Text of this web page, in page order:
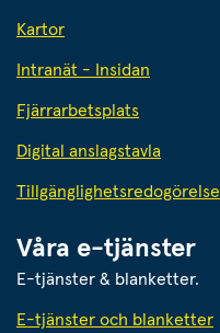
Kartor
Intranät - Insidan
Fjärrarbetsplats
Digital anslagstavla
Tillgänglighetsredogörelse
Våra e-tjänster
E-tjänster & blanketter.
E-tjänster och blanketter